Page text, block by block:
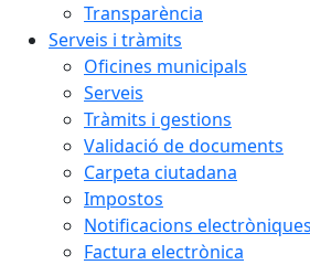
Transparència
Serveis i tràmits
Oficines municipals
Serveis
Tràmits i gestions
Validació de documents
Carpeta ciutadana
Impostos
Notificacions electròniques
Factura electrònica